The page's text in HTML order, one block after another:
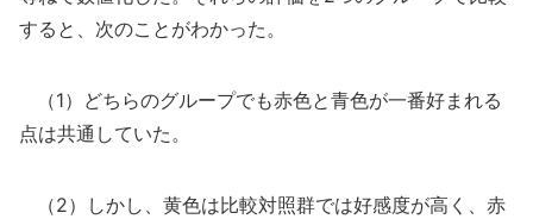
すると、次のことがわかった。
（1）どちらのグループでも赤色と青色が一番好まれる
点は共通していた。
（2）しかし、黄色は比較対照群では好感度が高く、赤